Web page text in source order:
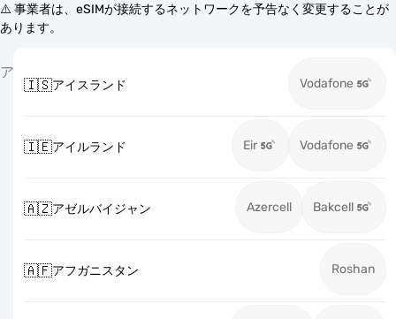
⚠️ 事業者は、eSIMが接続するネットワークを予告なく変更することが
あります。
ア
🇮🇸アイスランド Vodafone
🇮🇪アイルランド Eir Vodafone
🇦🇿アゼルバイジャン Azercell Bakcell
🇦🇫アフガニスタン Roshan